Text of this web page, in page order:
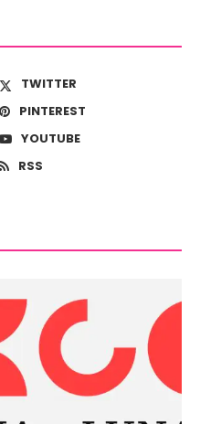
TWITTER
PINTEREST
YOUTUBE
RSS